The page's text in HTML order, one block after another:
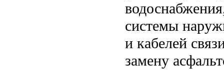
системы
и кабелей
замену